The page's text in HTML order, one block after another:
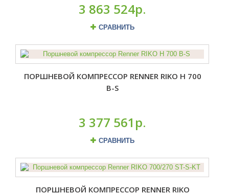
3 863 524р.
СРАВНИТЬ
ПОРШНЕВОЙ КОМПРЕССОР RENNER RIKO H 700
B-S
3 377 561р.
СРАВНИТЬ
ПОРШНЕВОЙ КОМПРЕССОР RENNER RIKO